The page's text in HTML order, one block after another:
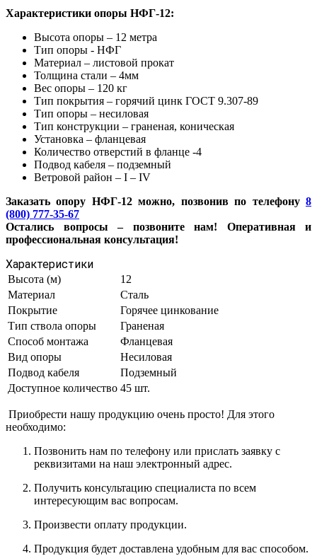
Характеристики опоры НФГ-12:
Высота опоры – 12 метра
Тип опоры - НФГ
Материал – листовой прокат
Толщина стали – 4мм
Вес опоры – 120 кг
Тип покрытия – горячий цинк ГОСТ 9.307-89
Тип опоры – несиловая
Тип конструкции – граненая, коническая
Установка – фланцевая
Количество отверстий в фланце -4
Подвод кабеля – подземный
Ветровой район – I – IV
Заказать опору НФГ-12 можно, позвонив по телефону 8
(800) 777-35-67
Остались вопросы – позвоните нам! Оперативная и
профессиональная консультация!
Характеристики
Высота (м)
12
Материал
Сталь
Покрытие
Горячее цинкование
Тип ствола опоры
Граненая
Способ монтажа
Фланцевая
Вид опоры
Несиловая
Подвод кабеля
Подземный
Доступное количество 45 шт.
Приобрести нашу продукцию очень просто! Для этого
необходимо:
Позвонить нам по телефону или прислать заявку с
реквизитами на наш электронный адрес.
Получить консультацию специалиста по всем
интересующим вас вопросам.
Произвести оплату продукции.
Продукция будет доставлена удобным для вас способом.